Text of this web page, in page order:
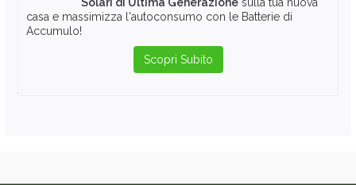
casa e massimizza l'autoconsumo con le Batterie di
Accumulo!
Scopri Subito